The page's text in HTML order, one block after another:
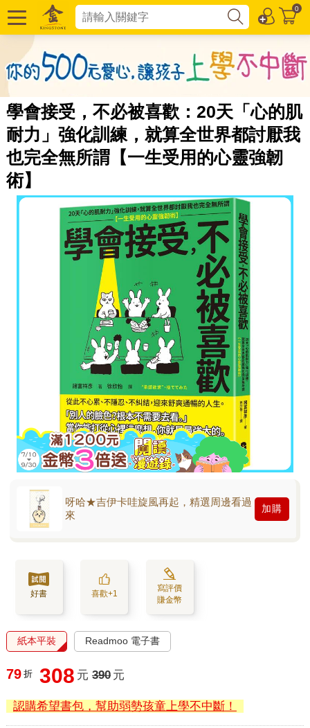
0
學會接受，不必被喜歡：20天「心的肌
耐力」強化訓練，就算全世界都討厭我
也完全無所謂【一生受用的心靈強韌
術】
呀哈★吉伊卡哇旋風再起，精選周邊看過
來
加購
好書 喜歡+1
寫評價
賺金幣
紙本平裝 Readmoo 電子書
79 折 308 元 390 元
認購希望書包，幫助弱勢孩童上學不中斷！